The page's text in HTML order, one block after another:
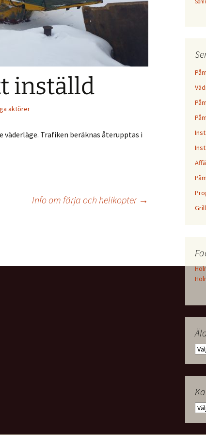
Nytt från 2021
notiser
Var med och köp
Prästgården
Holmömodellen
presentation
vänner
Byamäns
inställd
aktörer
väderläge. Trafiken beräknas återupptas i
Info om färja och helikopter →